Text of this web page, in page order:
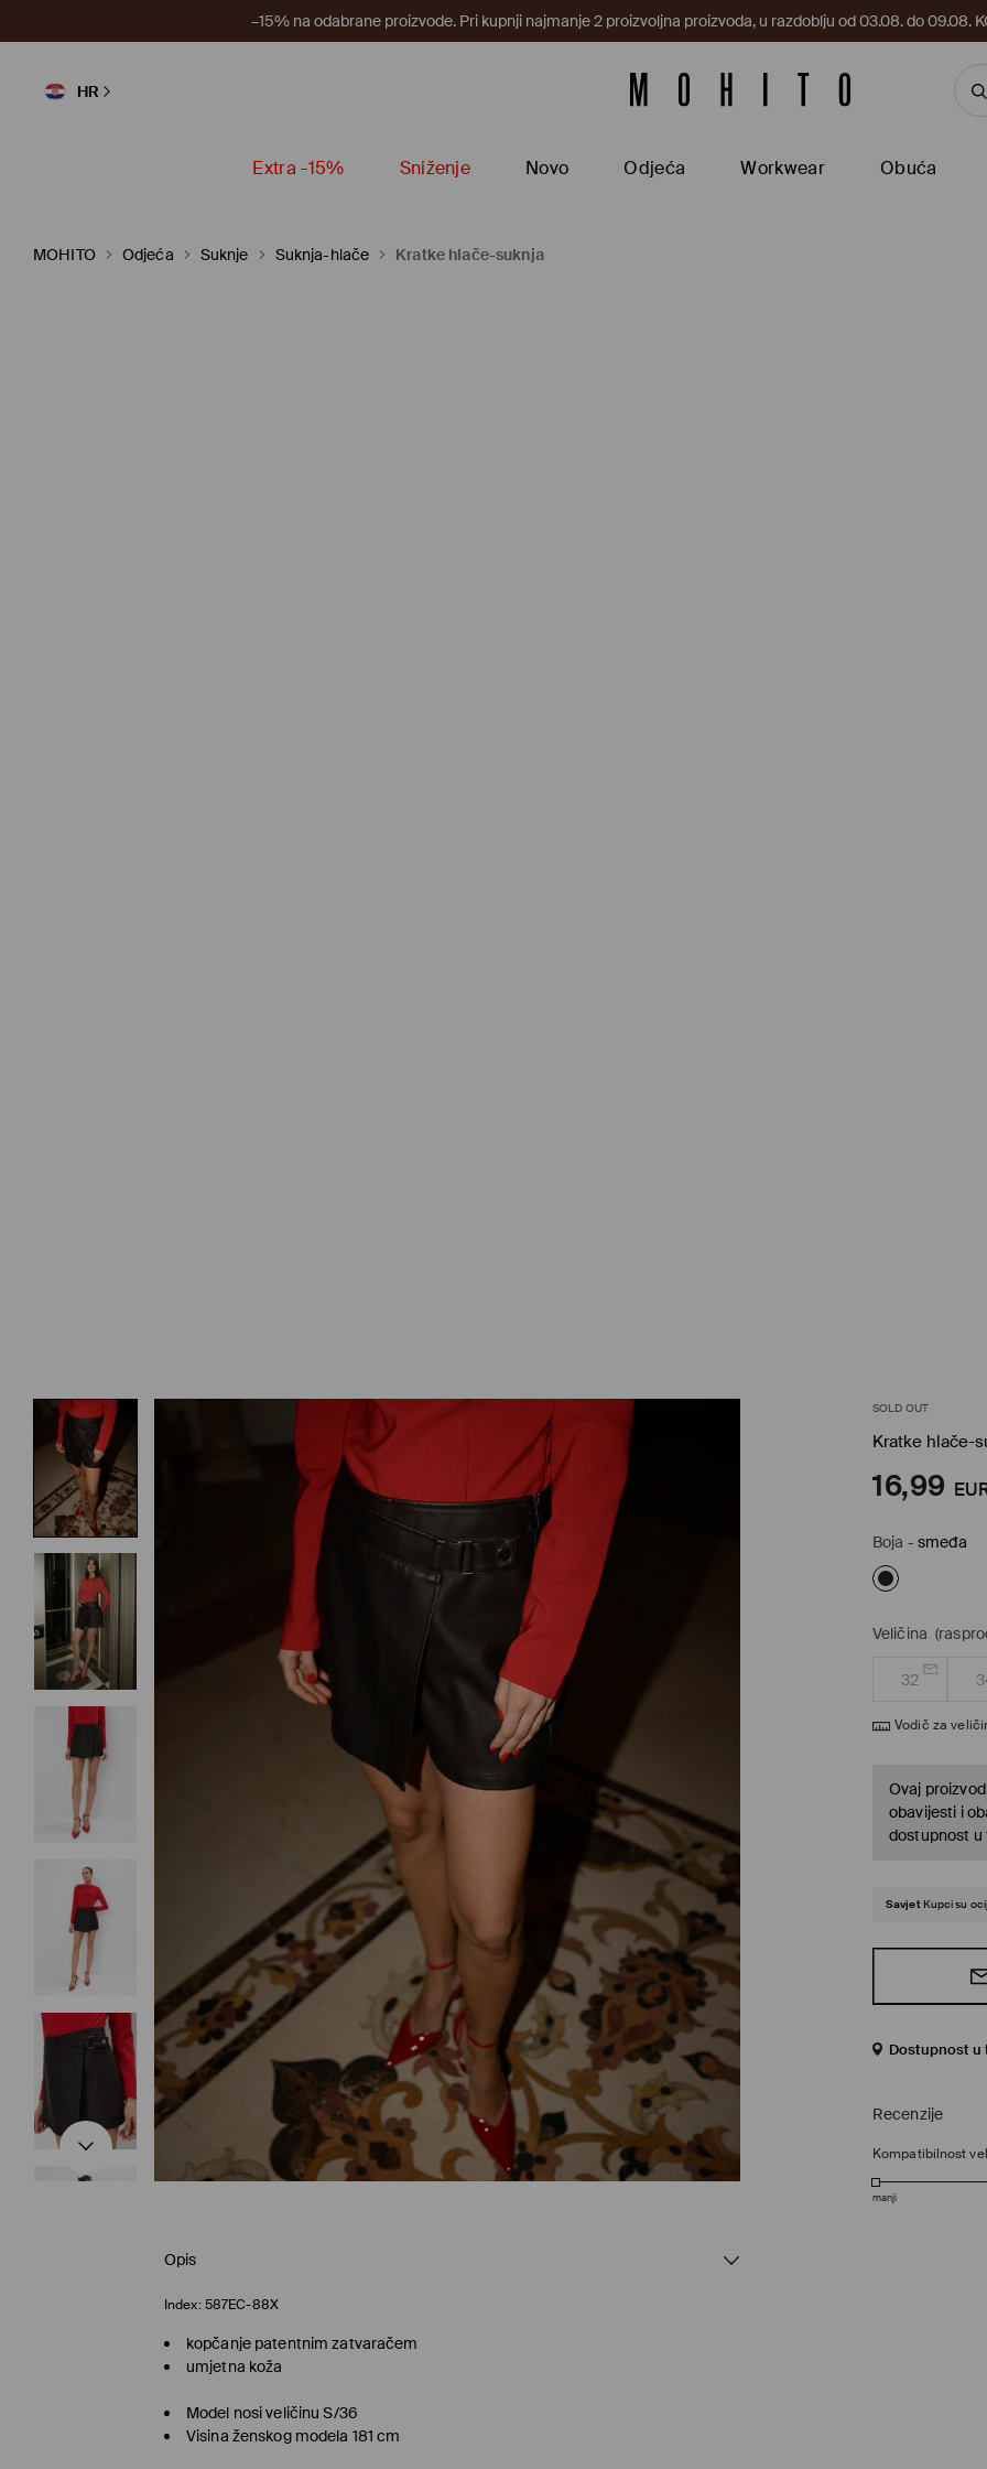
–15% na odabrane proizvode. Pri kupnji najmanje 2 proizvoljna proizvoda, u razdoblju od 03.08. do 09.08.
HR
Extra -15% Sniženje Novo Odjeća Workwear Obuća
MOHITO Odjeća Suknje Suknja-hlače Kratke hlače-suknja
SOLD OUT
Kratke hlače-
16,99
Boja - smeđa
Veličina
32
Vodič za
Ovaj
obavijesti i
dostupnost u
Savjet Kupci su
Dostupnost u
Recenzije
Kompatibilnost
manji
Opis
Index: 587EC-88X
kopčanje patentnim zatvaračem
umjetna koža
Model nosi veličinu S/36
Visina ženskog modela 181 cm